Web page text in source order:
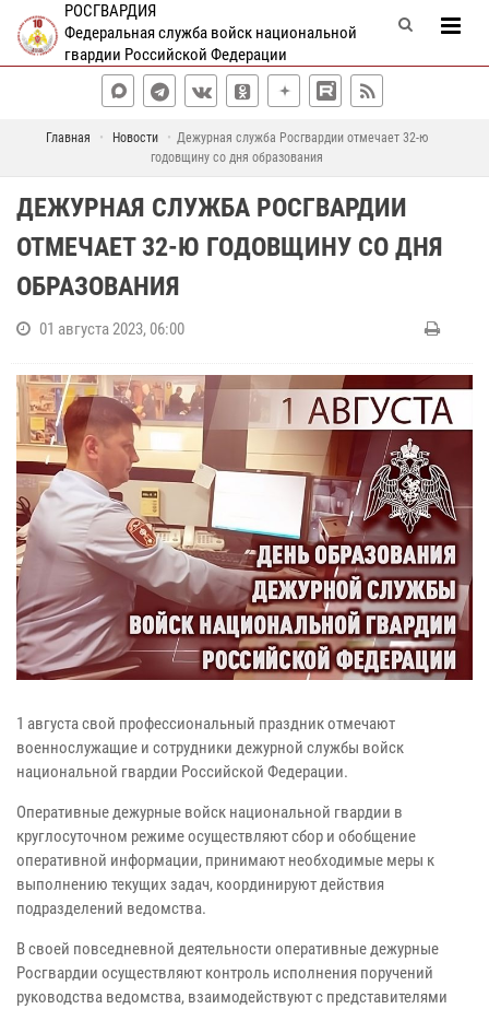
РОСГВАРДИЯ
Федеральная служба войск национальной
гвардии Российской Федерации
Главная Новости
Дежурная служба Росгвардии отмечает 32-ю
годовщину со дня образования
ДЕЖУРНАЯ СЛУЖБА РОСГВАРДИИ
ОТМЕЧАЕТ 32-Ю ГОДОВЩИНУ СО ДНЯ
ОБРАЗОВАНИЯ
01 августа 2023, 06:00
1 августа свой профессиональный праздник отмечают
военнослужащие и сотрудники дежурной службы войск
национальной гвардии Российской Федерации.
Оперативные дежурные войск национальной гвардии в
круглосуточном режиме осуществляют сбор и обобщение
оперативной информации, принимают необходимые меры к
выполнению текущих задач, координируют действия
подразделений ведомства.
В своей повседневной деятельности оперативные дежурные
Росгвардии осуществляют контроль исполнения поручений
руководства ведомства, взаимодействуют с представителями